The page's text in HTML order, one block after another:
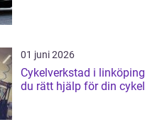
01 juni 2026
Cykelverkstad i linköping så väljer
du rätt hjälp för din cykel